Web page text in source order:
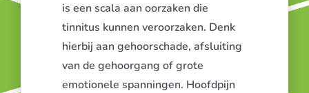
is een scala aan oorzaken die
tinnitus kunnen veroorzaken. Denk
hierbij aan gehoorschade, afsluiting
van de gehoorgang of grote
emotionele spanningen. Hoofdpijn